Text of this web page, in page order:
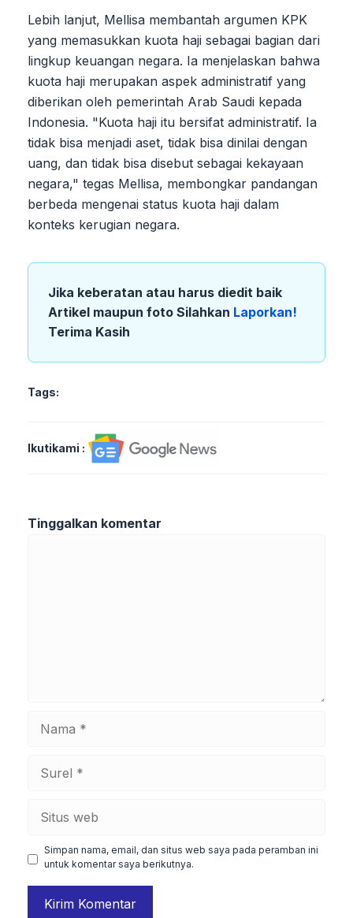
Lebih lanjut, Mellisa membantah argumen KPK
yang memasukkan kuota haji sebagai bagian dari
lingkup keuangan negara. Ia menjelaskan bahwa
kuota haji merupakan aspek administratif yang
diberikan oleh pemerintah Arab Saudi kepada
Indonesia. "Kuota haji itu bersifat administratif. Ia
tidak bisa menjadi aset, tidak bisa dinilai dengan
uang, dan tidak bisa disebut sebagai kekayaan
negara," tegas Mellisa, membongkar pandangan
berbeda mengenai status kuota haji dalam
konteks kerugian negara.
Jika keberatan atau harus diedit baik
Artikel maupun foto Silahkan Laporkan!
Terima Kasih
Tags:
Ikutikami :
Tinggalkan komentar
Simpan nama, email, dan situs web saya pada peramban ini
untuk komentar saya berikutnya.